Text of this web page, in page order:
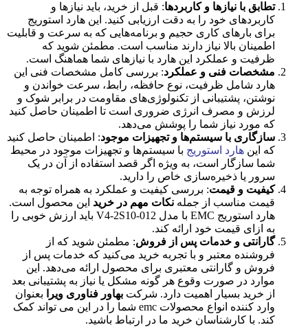
تطابق با نیازها و کاربردها: قبل از خرید، باید نیازها و
کاربردهای خود را به دقت ارزیابی کنید. این هارد استوریج
برای بارهای کاری حجیم و برنامه‌هایی که به سرعت و قابلیت
اطمینان بالا نیاز دارند مناسب است. مطمئن شوید که
ظرفیت و عملکرد این هارد با نیازهای شما هماهنگ است.
مشخصات فنی و عملکرد: بررسی کامل مشخصات فنی این
هارد شامل ظرفیت، نوع حافظه، رابط، سرعت خواندن و
نوشتن، پشتیبانی از تکنولوژی‌های مقاومت در برابر شوک و
لرزش و مصرف انرژی ضروری است تا اطمینان حاصل کنید
که مورد نیاز شما را پوشش می‌دهد.
سازگاری با سیستم‌ها و تجهیزات موجود: اطمینان حاصل کنید
که این هارد استوریج با سیستم‌ها و تجهیزات موجود در محیط
شما سازگار است، به ویژه اگر قصد استفاده از آن در یک
سرور یا ذخیره‌سازی خاص را دارید.
کیفیت و قیمت: بررسی کیفیت و عملکرد به همراه توجه به
قیمت مناسب از جمله نکات مهم در خرید این محصول است.
هارد استوریج EMC با مدل V4-2S10-012 باید ارزش خوبی را
به ازای قیمت خود ارائه کند.
گارانتی و خدمات پس از فروش: مطمئن شوید که از
فروشنده معتبر و با تجربه خرید می‌کنید که خدمات پس از
فروش و گارانتی معتبری برای محصول ارائه می‌دهد. این
موارد در صورت وقوع هر گونه مشکل یا نیاز به پشتیبانی بعد
از خرید بسیار اهمیت دارد. شرکت بهاور فناوری ویرا
بعنوان
وارد کننده انواع محصولات emc شما را در این می تواند کمک
کند. با کارشناسان خرید ما در ارتباط باشید.